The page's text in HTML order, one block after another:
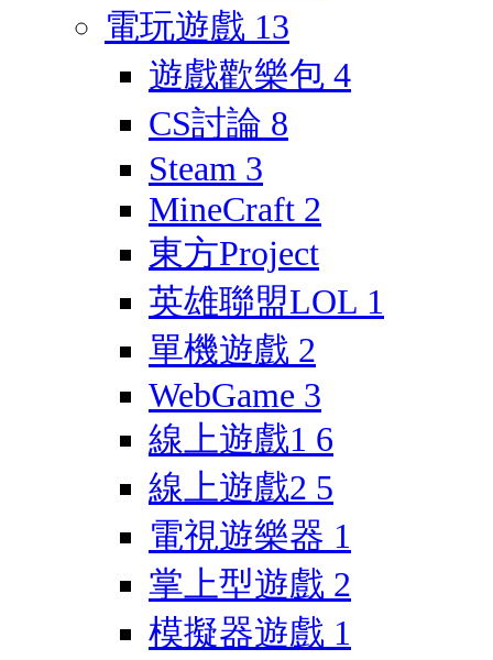
電玩遊戲 13
遊戲歡樂包 4
CS討論 8
Steam 3
MineCraft 2
東方Project
英雄聯盟LOL 1
單機遊戲 2
WebGame 3
線上遊戲1 6
線上遊戲2 5
電視遊樂器 1
掌上型遊戲 2
模擬器遊戲 1